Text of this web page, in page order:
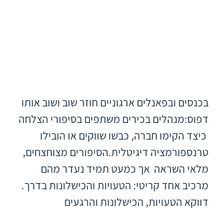
בכנסים ובפאנלים ארגוניים חוזר שוב ושוב אותו
דפוס:מנהלים בכירים משתפים בסיפורי הצלחה
כיצד הקימו חברה, כבשׁו שווקים או הובילו
טרנספורמציה דיגיטלית.הסיפורים מצוחצחים,
מלאי השראה  אך כמעט תמיד נעדר מהם
מרכיב אחד קריטי: הטעויות והכישלונות בדרך.
דווקא הטעויות, הכישלונות והרגעים